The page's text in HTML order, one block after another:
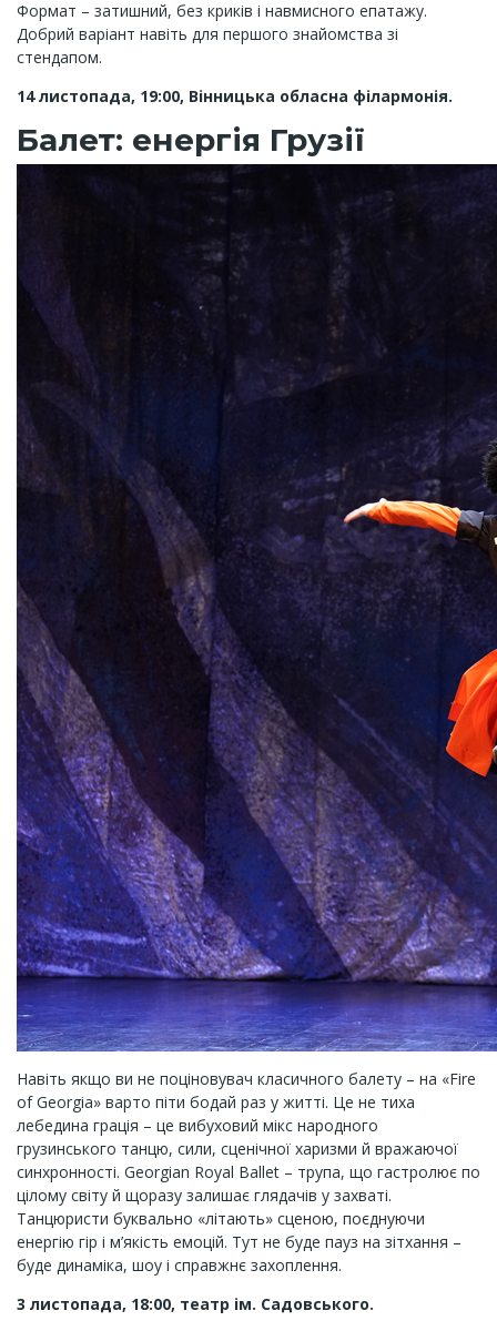
Формат – затишний, без криків і навмисного епатажу.
Добрий варіант навіть для першого знайомства зі
стендапом.
14 листопада, 19:00, Вінницька обласна філармонія.
Балет: енергія Грузії
Навіть якщо ви не поціновувач класичного балету – на «Fire
of Georgia» варто піти бодай раз у житті. Це не тиха
лебедина грація – це вибуховий мікс народного
грузинського танцю, сили, сценічної харизми й вражаючої
синхронності. Georgian Royal Ballet – трупа, що гастролює по
цілому світу й щоразу залишає глядачів у захваті.
Танцюристи буквально «літають» сценою, поєднуючи
енергію гір і м’якість емоцій. Тут не буде пауз на зітхання –
буде динаміка, шоу і справжнє захоплення.
3 листопада, 18:00, театр ім. Садовського.